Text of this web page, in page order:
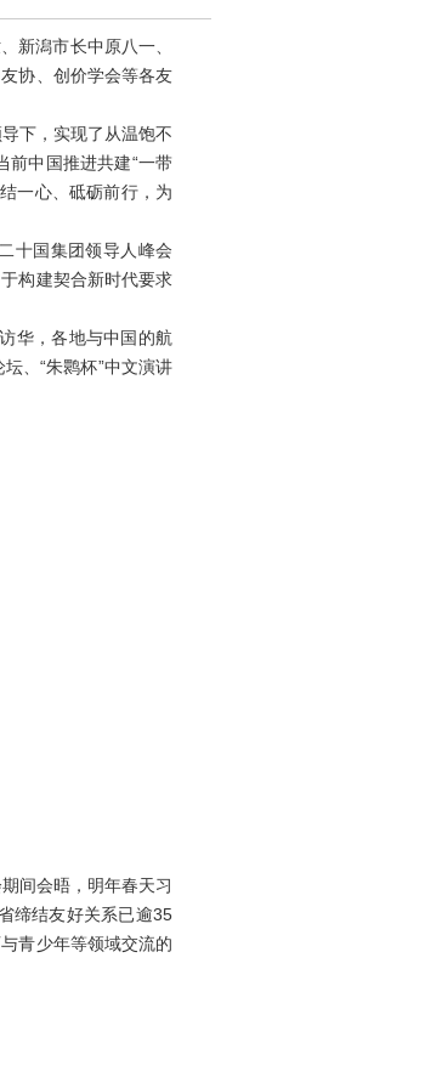
潟市长中原八一、
协、创价学会等各友
下，实现了从温饱不
前中国推进共建“一带
一心、砥砺前行，为
十国集团领导人峰会
构建契合新时代要求
华，各地与中国的航
、“朱鹮杯”中文演讲
间会晤，明年春天习
缔结友好关系已逾35
青少年等领域交流的